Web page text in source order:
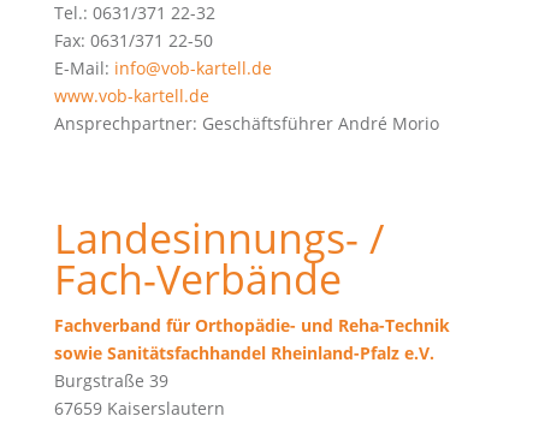
Tel.: 0631/371 22-32
Fax: 0631/371 22-50
E-Mail: info@vob-kartell.de
www.vob-kartell.de
Ansprechpartner: Geschäftsführer André Morio
Landesinnungs- /
Fach-Verbände
Fachverband für Orthopädie- und Reha-Technik
sowie Sanitätsfachhandel Rheinland-Pfalz e.V.
Burgstraße 39
67659 Kaiserslautern